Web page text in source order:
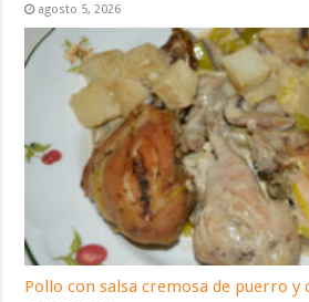
agosto 5, 2026
Pollo con salsa cremosa de puerro y